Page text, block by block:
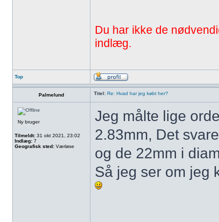
Du har ikke de
indlæg.
Top
Palmelund Titel: Re: Hvad har jeg købt her?
Ny bruger
Tilmeldt: 31 okt 2021, 23:02
Indlæg: 7
Geografisk sted: Værløse
Jeg målte lige
2.83mm, Det
og de 22mm i
Så jeg ser om jeg